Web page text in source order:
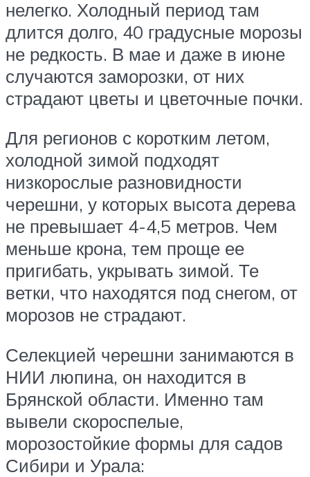
нелегко. Холодный период там
длится долго, 40 градусные морозы
не редкость. В мае и даже в июне
случаются заморозки, от них
страдают цветы и цветочные почки.
Для регионов с коротким летом,
холодной зимой подходят
низкорослые разновидности
черешни, у которых высота дерева
не превышает 4-4,5 метров. Чем
меньше крона, тем проще ее
пригибать, укрывать зимой. Те
ветки, что находятся под снегом, от
морозов не страдают.
Селекцией черешни занимаются в
НИИ люпина, он находится в
Брянской области. Именно там
вывели скороспелые,
морозостойкие формы для садов
Сибири и Урала: